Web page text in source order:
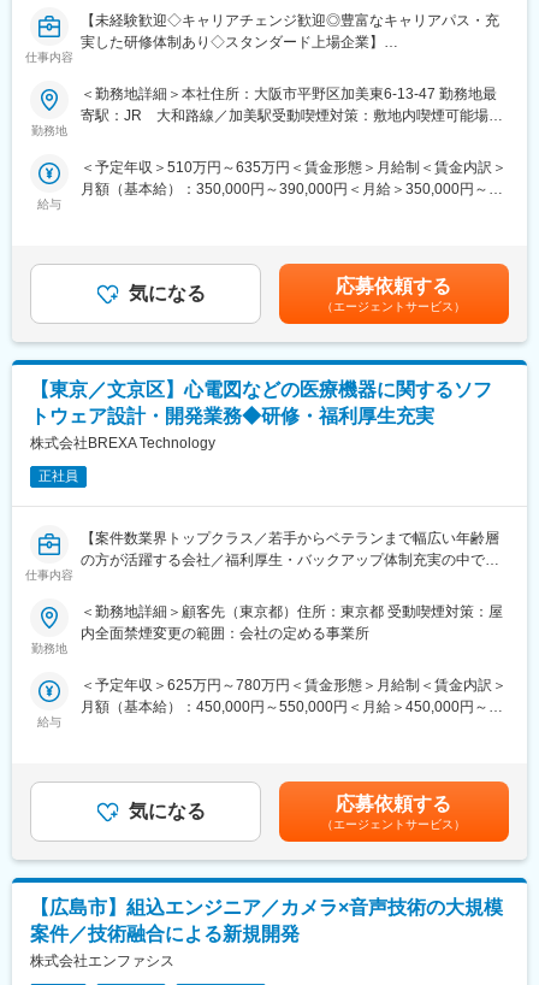
◎24時間365日好きな時間に技術系動画や勉強が可能！
◎Zoomにて技術研修を月数回開催！プログラミングや設計など幅
位に応じて給与UPが行われる仕組み
◎専門教育機関で技術取得が目指せる！
変更の範囲：会社の定める業務
■現在の取り組み：
・医療現場訪問、学会、研修、展示会による医療・医学・医工学
を学び製品開発へ活かす
・コンカレントエンジニアリングによる各部との協働
・金沢製作所への積極的な出張による現場理解
・設計工数の低減をQMS有効性を維持しながら実現を目指す（そ
のための改善提案）
が可能です。
・残業は月20時間～30時間です。
・医療機器業界でのキャリア形成を目指せる環境です。
・技術とマネジメントの両方で成長できるポジションです。
・将来的な開発部門リーダーへのキャリアパスがございます。
■当社の魅力：
【充実のキャリアパス】
事業部が分かれており、海外子会社も多くあるため、同規模の会
社よりも幅広い経験ができスキルアップが可能です。今後は各事
業部や海外子会社とのジョブローテーション等も推進していく予
定です。
仕事内容
【未経験歓迎◇キャリアチェンジ歓迎◎豊富なキャリアパス・充
実した研修体制あり◇スタンダード上場企業】
■業務内容：
ソフトウェア設計技術者として医療機器部門にて業務頂きます。
療の部分をつけて販売していることから、特に医療の専門的知識
がなくても問題ありません。必要な知識は業務のなかで覚えてい
・概要設計～詳細設計に対応した設計書作成及び実装
・ソフトウェア検証の立案と実施
・プログラミング言語：C、C++、C＃、SQL、Python
・各種規格に沿った開発プロセスの実施
＜組み込みソフトウェア品質異常調査＞
・アプリケーション、ドライバ、OS、ネットワーク関連など、幅
広い知識を活用した品質異常調査の実施
＜ソフトウェア技術の導入検討＞
・新機能の実現や業務改善に向けたソフトウェア技術の導入検討
る医療システム。システムに不具合が生じた場合に、その患者の
生命に重大な影響を及ぶとされている医療システムの中でも比較
■働き方：
◎寮社宅制度（条件あり）、有給の積立制度、有給取得率80％超
◎年間休日125日、全社平均残業12.8時間（2024年度 全社平
■キャリア支援制度について
当社は船舶、医療、産業用（制御システム）と3つの事業を展開し
ており、横断的にキャリアを築くことが可能です。年2回のキャリ
ア面談があり、例えば医療→船舶事業への挑戦や、文系職から理
系職へ挑戦といった柔軟なキャリアの選択肢を提供しておりま
す。
電気設計からソフト設計へのチェンジなども可能で豊富なキャリ
アパスを用意しております。
勤務地
＜勤務地詳細＞本社住所：大阪市平野区加美東6-13-47 勤務地最
寄駅：JR 大和路線／加美駅受動喫煙対策：敷地内喫煙可能場所
給与
＜予定年収＞510万円～635万円＜賃金形態＞月給制＜賃金内訳＞
月額（基本給）：350,000円～390,000円＜月給＞350,000円～
額であり、選考を通じて上下する可能性があります。月給(月額)は
固定手当を含めた表記です。
気になる 応募依頼する
（エージェントサービス）
【東京／文京区】心電図などの医療機器に関するソフ
トウェア設計・開発業務◆研修・福利厚生充実
株式会社BREXA Technology
正社員
仕事内容
【案件数業界トップクラス／若手からベテランまで幅広い年齢層
の方が活躍する会社／福利厚生・バックアップ体制充実の中でキ
■業務内容
■業務詳細
1.ソフトウェア設計および設計書の作成
2.C++を用いたコーディング・デバッグ（Visual Studio環境）
3.評価用チェックシートの作成および評価実施
4.デスクトップアプリケーション開発（Webアプリ経験者歓迎）
5.必要に応じてGUI開発（尚可）
医療機器という社会貢献度の高い製品開発に携われる案件です。
長期安定の就業が可能で、ベテランエンジニアとして培った経験
を活かしながら、医療分野での専門性を高めることができます。
勤務地
＜勤務地詳細＞顧客先（東京都）住所：東京都 受動喫煙対策：屋
内全面禁煙変更の範囲：会社の定める事業所
給与
＜予定年収＞625万円～780万円＜賃金形態＞月給制＜賃金内訳＞
月額（基本給）：450,000円～550,000円＜月給＞450,000円～
（4月）賃金はあくまでも目安の金額であり、選考を通じて上下す
る可能性があります。月給(月額)は固定手当を含めた表記です。
気になる 応募依頼する
（エージェントサービス）
【広島市】組込エンジニア／カメラ×音声技術の大規模
案件／技術融合による新規開発
株式会社エンファシス